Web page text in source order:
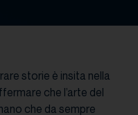
storie è insita nella
che l’arte del
che da sempre